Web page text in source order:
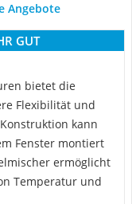
Angebote
GUT
bietet die
Flexibilität und
kann
Fenster montiert
ermöglicht
Temperatur und